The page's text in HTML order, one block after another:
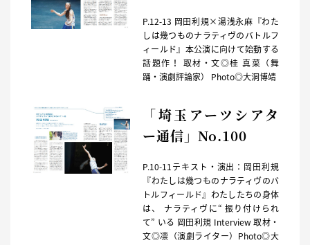
P.12-13 岡田利規×湯浅永麻『わた
しは幾つものナラティヴのバトルフ
ィールド』本公演に向けて始動する
話題作！ 取材・文◎桂 真菜（舞
踊・演劇評論家） Photo◎大洞博靖
「埼玉アーツシアタ
ー通信」No.100
P.10-11テキスト・演出：岡田利規
『わたしは幾つものナラティヴのバ
トルフィールド』わたしたちの身体
は、 ナラティヴに“ 振り付けられ
て” いる 岡田利規 Interview 取材・
文◎凛（演劇ライター）Photo◎大